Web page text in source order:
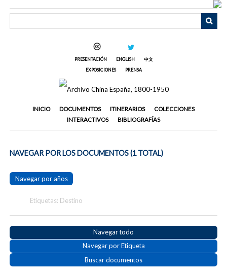
PRESENTACIÓN ENGLISH
中文
EXPOSICIONES
PRENSA
INICIO DOCUMENTOS ITINERARIOS
COLECCIONES
INTERACTIVOS
BIBLIOGRAFÍAS
NAVEGAR POR LOS DOCUMENTOS (1 TOTAL)
Navegar por años
Etiquetas: Destino
Navegar todo
Navegar por Etiqueta
Buscar documentos